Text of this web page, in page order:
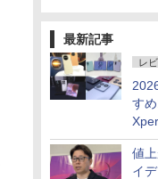
最新記事
レ
す
ど
値
イ